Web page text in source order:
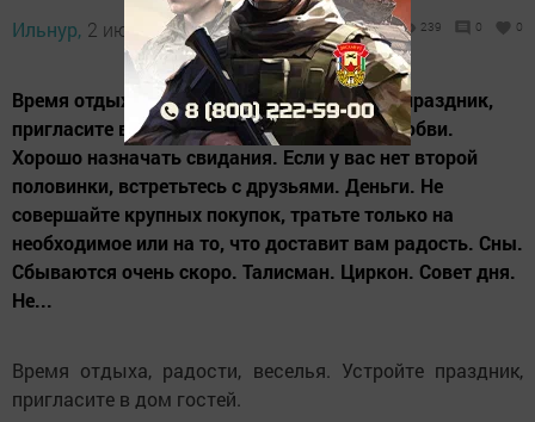
Ильнур, 2 июля 2015 - 02:36 239 0 0
Время отдыха, радости, веселья. Устройте праздник,
пригласите в дом гостей. Любовь. Время любви.
Хорошо назначать свидания. Если у вас нет второй
половинки, встретьтесь с друзьями. Деньги. Не
совершайте крупных покупок, тратьте только на
необходимое или на то, что доставит вам радость. Сны.
Сбываются очень скоро. Талисман. Циркон. Совет дня.
Не...
Время отдыха, радости, веселья. Устройте праздник,
пригласите в дом гостей.